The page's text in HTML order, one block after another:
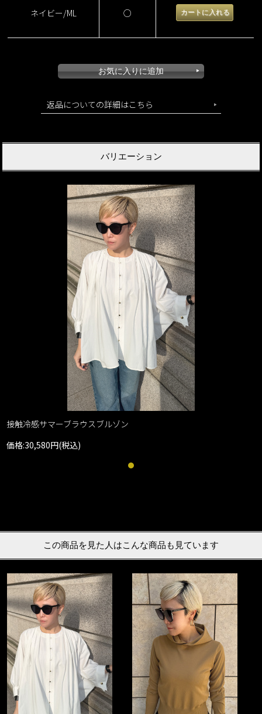
ネイビー/ML ○
返品についての詳細はこちら
バリエーション
接触冷感サマーブラウスブルゾン
価格:30,580円(税込)
この商品を見た人はこんな商品も見ています